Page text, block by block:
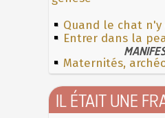
Quand le chat
Entrer dans la
Maternités,
IL ÉTAIT UNE